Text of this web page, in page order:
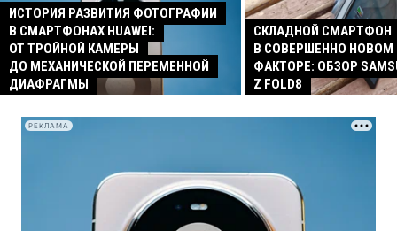
ИСТОРИЯ РАЗВИТИЯ ФОТОГРАФИИ
В СМАРТФОНАХ HUAWEI:
ОТ ТРОЙНОЙ КАМЕРЫ
ДО МЕХАНИЧЕСКОЙ ПЕРЕМЕННОЙ
ДИАФРАГМЫ
СКЛАДНОЙ СМАРТФОН
В СОВЕРШЕННО
ФАКТОРЕ: ОБЗОР
Z FOLD8
РЕКЛАМА